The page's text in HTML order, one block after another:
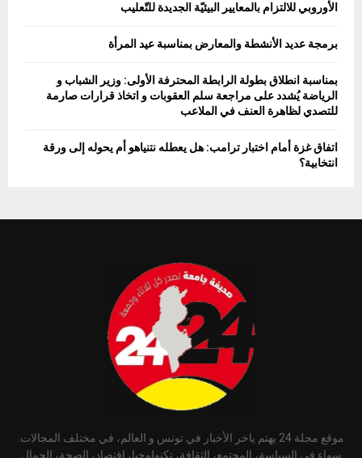
الأوروبي للالتزام بالمعايير البيئيّة الجديدة للتّعليب
برمجة عديد الأنشطة والمعارض بمناسبة عيد المرأة
بمناسبة انطلاق بطولة الرابطة المحترفة الأولى: وزير الشباب و
الرياضة يُشدد على مراجعة سلم العقوبات و اتخاذ قرارات صارمة
للتصدي لظاهرة العنف في الملاعب
اتفاق غزة أمام اختبار ترامب: هل يعطله نتنياهو أم يحوله إلى ورقة
انتخابية؟
موقع مجلة 24 يهتم ياخر الأخبار في تونس و العالم، في مختلف المجالات.
سواء في السياسة، المجتمع، الثقافة، تكنولوجيا، إقتصاد، الصحة، الجمال